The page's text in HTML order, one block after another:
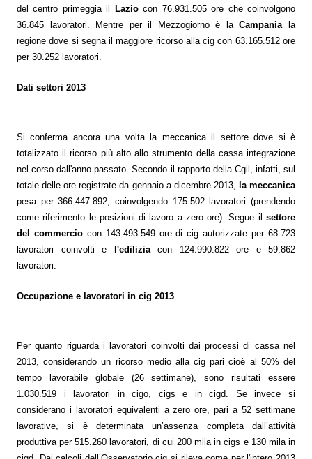
del centro primeggia il
Laziocon 76.931.505 ore che coinvolgono
36.845 lavoratori. Mentre per il Mezzogiorno è laCampania la
regione dove si segna il maggiore ricorso alla cig con 63.165.512 ore
per 30.252 lavoratori.
Dati settori 2013
Si conferma ancora una volta la meccanica il settore dove si è
totalizzato il ricorso più alto allo strumento della cassa integrazione
nel corso dall'anno passato. Secondo il rapporto della Cgil, infatti, sul
totale delle ore registrate da gennaio a dicembre 2013,
la meccanica
pesa per 366.447.892, coinvolgendo 175.502 lavoratori (prendendo
come riferimento le posizioni di lavoro a zero ore). Segue il settore
del commerciocon 143.493.549 ore di cig autorizzate per 68.723
lavoratori coinvolti e l'edilizia con 124.990.822 ore e 59.862
lavoratori.
Occupazione e lavoratori in cig 2013
Per quanto riguarda i lavoratori coinvolti dai processi di cassa nel
2013, considerando un ricorso medio alla cig pari cioè al 50% del
tempo lavorabile globale (26 settimane), sono risultati essere
1.030.519 i lavoratori in cigo, cigs e in cigd. Se invece si
considerano i lavoratori equivalenti a zero ore, pari a 52 settimane
lavorative, si è determinata un’assenza completa dall’attività
produttiva per 515.260 lavoratori, di cui 200 mila in cigs e 130 mila in